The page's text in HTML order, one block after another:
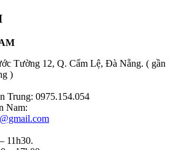
Tường 12, Q. Cẩm Lệ, Đà Nẵng. ( gần
)
Trung: 0975.154.054
Nam:
11h30.